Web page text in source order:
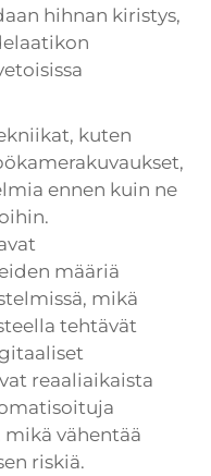
hihnan kiristys,
kuten
ennen kuin ne
määriä
mikä
tehtävät
reaaliaikaista
vähentää
riskiä.